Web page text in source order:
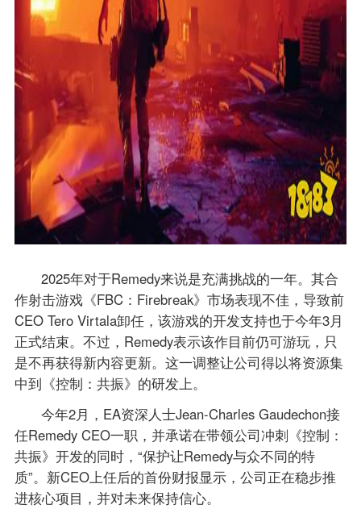
2025年对于Remedy来说是充满挑战的一年。其合
作射击游戏《FBC：Firebreak》市场表现不佳，导致前
CEO Tero Virtala卸任，该游戏的开发支持也于今年3月
正式结束。不过，Remedy表示该作目前仍可游玩，只
是不再获得新内容更新。这一调整让公司得以将资源集
中到《控制：共振》的研发上。
今年2月，EA资深人士Jean-Charles Gaudechon接
任Remedy CEO一职，并承诺在带领公司冲刺《控制：
共振》开发的同时，“保护让Remedy与众不同的特
质”。新CEO上任后的首份财报显示，公司正在稳步推
进核心项目，并对未来保持信心。